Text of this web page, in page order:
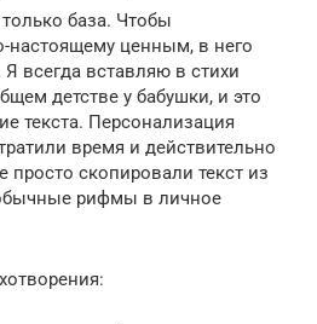
база. Чтобы
настоящему ценным, в него
всегда вставляю в стихи
детстве у бабушки, и это
текста. Персонализация
время и действительно
просто скопировали текст из
рифмы в личное